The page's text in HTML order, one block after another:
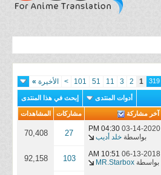
1
2
3
11
51
101
> الأخيرة »
أدوات المنتدى إبحث في هذا المنتدى
آخر مشاركة مشاركات المشاهدات
03-14-2020
04:30 PM
بواسطة خلد أديب 27
70,408
06-13-2018
10:51 AM
بواسطة MR.Starbox
103
92,158